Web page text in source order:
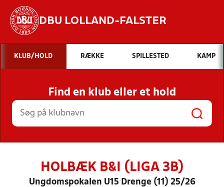
DBU LOLLAND-FALSTER
Hvad vil du søge efter?
INDHOLD OG NYHEDER
STILLINGER, RESULTATER, KLUBBER OG
HOLD
KLUB/HOLD RÆKKE SPILLESTED KAMP
Find en klub eller et hold
HOLBÆK B&I (LIGA 3B)
Ungdomspokalen U15 Drenge (11) 25/26